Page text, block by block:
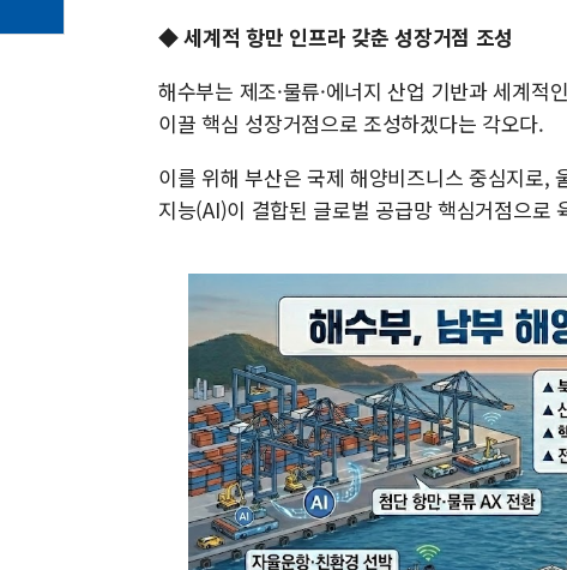
◆ 세계적 항만 인프라 갖춘 성장거점 조성
해수부는 제조·물류·에너지 산업 기반과 세계
이끌 핵심 성장거점으로 조성하겠다는 각오다.
이를 위해 부산은 국제 해양비즈니스 중심지로,
지능(AI)이 결합된 글로벌 공급망 핵심거점으로